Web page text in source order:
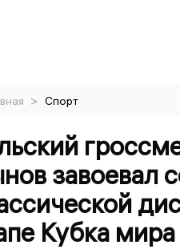
> Спорт
завоевал
Кубка мира